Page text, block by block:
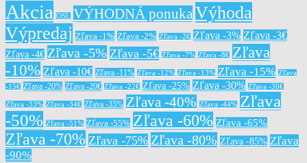
Akcia OSL VÝHODNÁ ponukaVýhoda
Výpredaj Zľava -1% Zľava -2% Zľava -2€ Zľava -3% Zľava -3€
Zľava -4€ Zľava -5% Zľava -5€ Zľava -7% Zľava -8€ Zľava
-10% Zľava -10€ Zľava -11% Zľava -12% Zľava -13% Zľava -15% Zľava
-15€ Zľava -20% Zľava -20€ Zľava -22€ Zľava -25% Zľava -30% Zľava -30€
Zľava -33% Zľava -34€ Zľava -35% Zľava -40% Zľava -44% Zľava
-50% Zľava -51% Zľava -55% Zľava -60% Zľava -65%
Zľava -70% Zľava -75% Zľava -80% Zľava -85% Zľava
-90%